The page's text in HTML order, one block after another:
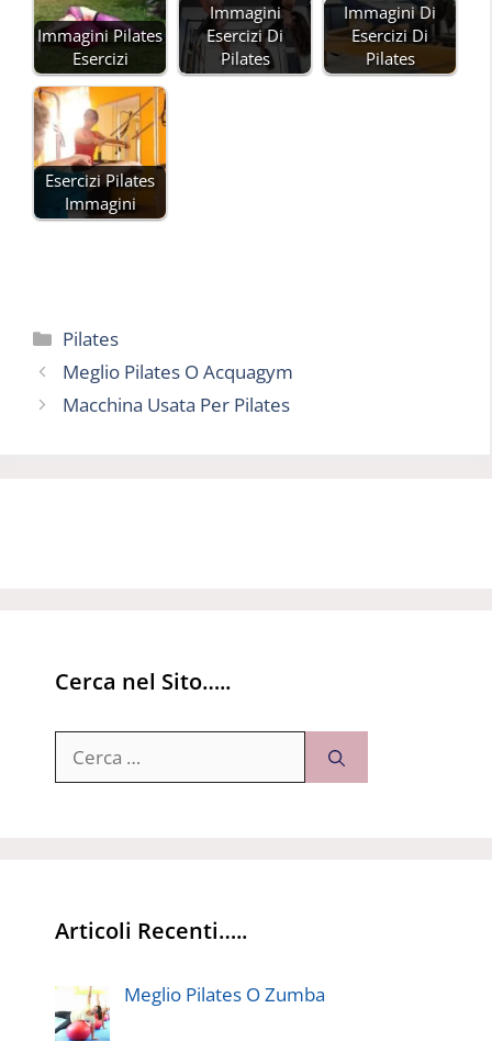
Immagini Pilates
Esercizi
Immagini
Esercizi Di
Pilates
Immagini Di
Esercizi Di
Pilates
Esercizi Pilates
Immagini
Categorie
Pilates
Meglio Pilates O Acquagym
Macchina Usata Per Pilates
Cerca nel Sito…..
per:
Articoli Recenti…..
Meglio Pilates O Zumba